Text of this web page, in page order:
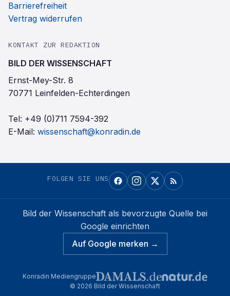
Barrierefreiheit
Vertrag widerrufen
KONTAKT ZUR REDAKTION
BILD DER WISSENSCHAFT
Ernst-Mey-Str. 8
70771 Leinfelden-Echterdingen
Tel: +49 (0)711 7594-392
E-Mail: wissenschaft@konradin.de
FOLGEN SIE UNS
Bild der Wissenschaft als bevorzugte Quelle bei
Google einrichten
Auf Google merken →
Konradin Mediengruppe
© 2026 Bild der Wissenschaft